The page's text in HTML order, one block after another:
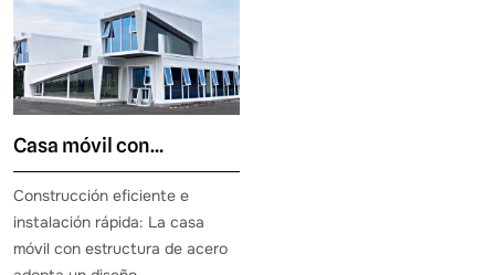
terremotos o vientos fuertes,
las villas con estructura de
acero pueden absorber y
dispersar la energía de manera
efectiva, reducir el riesgo de
daños y derrumbes en los
edificios y garantizar la
seguridad de los residentes.
Casa móvil con
estructura de acero
Construcción eficiente e
instalación rápida: La casa
móvil con estructura de acero